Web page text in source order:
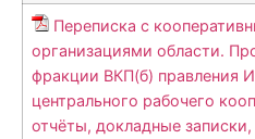
Переписка с
организациями области.
фракции ВКП(б) правления
центрального рабочего
отчёты, докладные записки,